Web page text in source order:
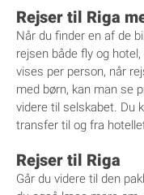
Rejser til Riga
Når du finder en af de
rejsen både fly og
vises per person, når
med børn, kan man se
videre til selskabet. Du
transfer til og fra
Rejser til Riga
Går du videre til den